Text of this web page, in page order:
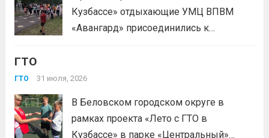
Кузбассе» отдыхающие УМЦ ВПВМ
«Авангард» присоединились к
«Авангарда» не просто проверкой
праздником спорта.Поддерживая друг
друга, юноши и девушки показывают
ГТО
ГТО 31 июля, 2026
В Беловском городском округе в
рамках проекта «Лето с ГТО в
Кузбассе» в парке «Центральный»